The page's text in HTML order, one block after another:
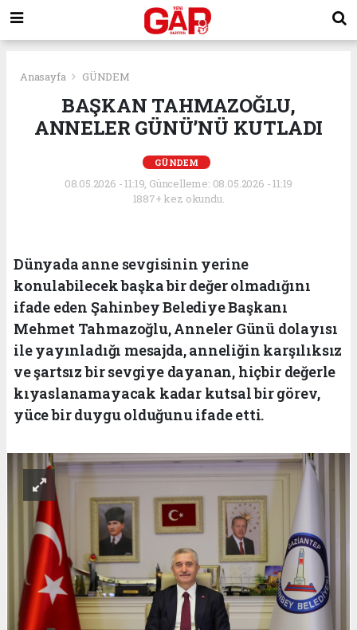
Anasayfa GÜNDEM
BAŞKAN TAHMAZOĞLU,
ANNELER GÜNÜ’NÜ KUTLADI
GÜNDEM
08.05.2026 - 11:19, Güncelleme: 08.05.2026 - 11:19
1887+ kez okundu.
Dünyada anne sevgisinin yerine
konulabilecek başka bir değer olmadığını
ifade eden Şahinbey Belediye Başkanı
Mehmet Tahmazoğlu, Anneler Günü dolayısı
ile yayınladığı mesajda, anneliğin karşılıksız
ve şartsız bir sevgiye dayanan, hiçbir değerle
kıyaslanamayacak kadar kutsal bir görev,
yüce bir duygu olduğunu ifade etti.